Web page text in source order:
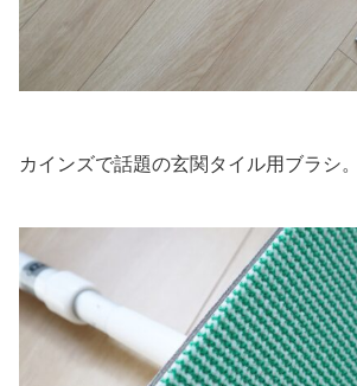
カインズで話題の玄関タイル用ブラシ。